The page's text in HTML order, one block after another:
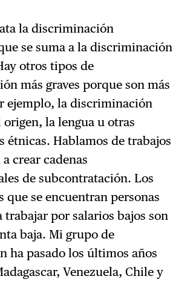
la discriminación
se suma a la discriminación
otros tipos de
más graves porque son más
ejemplo, la discriminación
la lengua u otras
étnicas. Hablamos de trabajos
crear cadenas
de subcontratación. Los
que se encuentran personas
trabajar por salarios bajos son
baja. Mi grupo de
ha pasado los últimos años
Venezuela, Chile y